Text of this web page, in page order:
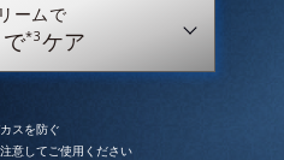
ームで
*3ケア
スを防ぐ
意してご使用ください